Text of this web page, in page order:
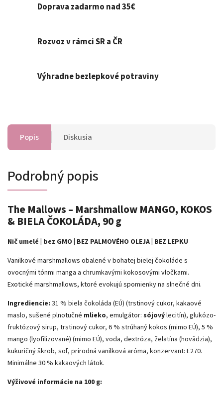
Doprava zadarmo nad 35€
Rozvoz v rámci SR a ČR
Výhradne bezlepkové potraviny
Popis Diskusia
Podrobný popis
The Mallows – Marshmallow MANGO, KOKOS
& BIELA ČOKOLÁDA, 90 g
Nič umelé | bez GMO | BEZ PALMOVÉHO OLEJA | BEZ LEPKU
Vanilkové marshmallows obalené v bohatej bielej čokoláde s
ovocnými tónmi manga a chrumkavými kokosovými vločkami.
Exotické marshmallows, ktoré evokujú spomienky na slnečné dni.
Ingrediencie: 31 % biela čokoláda (EÚ) (trstinový cukor, kakaové
maslo, sušené plnotučné mlieko, emulgátor: sójovýlecitín), glukózo-
fruktózový sirup, trstinový cukor, 6 % strúhaný kokos (mimo EÚ), 5 %
mango (lyofilizované) (mimo EÚ), voda, dextróza, želatína (hovädzia),
kukuričný škrob, soľ, prírodná vanilková aróma, konzervant: E270.
Minimálne 30 % kakaových látok.
Výživové informácie na 100 g: